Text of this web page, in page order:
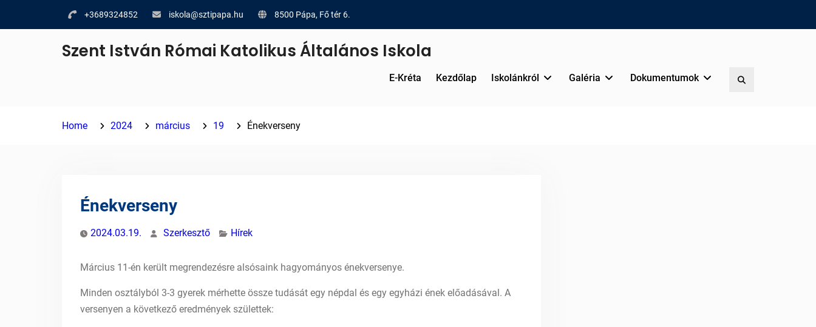
+3689324852 iskola@sztipapa.hu 8500 Pápa, Fő tér 6.
Szent István Római Katolikus Általános Iskola
E-Kréta Kezdőlap Iskolánkról Galéria Dokumentumok
Home 2024 március 19 Énekverseny
Énekverseny
2024.03.19. Szerkesztő Hírek
Március 11-én került megrendezésre alsósaink hagyományos énekversenye.
Minden osztályból 3-3 gyerek mérhette össze tudását egy népdal és egy egyházi ének előadásával. A
versenyen a következő eredmények születtek: